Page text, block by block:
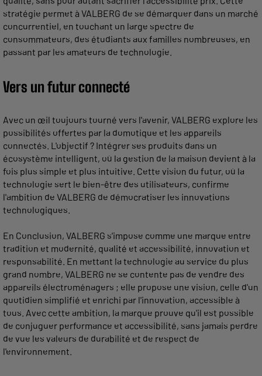
stratégie permet à VALBERG de se démarquer dans un marché
concurrentiel, en touchant un large spectre de
consommateurs, des étudiants aux familles nombreuses, en
passant par les amateurs de technologie.
Vers un futur connecté
Avec un œil toujours tourné vers l'avenir, VALBERG explore les
possibilités offertes par la domotique et les appareils
connectés. L'objectif ? Intégrer ses produits dans un
écosystème intelligent, où la gestion de la maison devient à la
fois plus simple et plus intuitive. Cette vision du futur, où la
technologie sert le bien-être des utilisateurs, confirme
l'ambition de VALBERG de démocratiser les innovations
technologiques.
En Conclusion, VALBERG s'impose comme une marque entre
tradition et modernité, qualité et accessibilité, innovation et
responsabilité. En mettant la technologie au service du plus
grand nombre, VALBERG ne se contente pas de vendre des
appareils électroménagers ; elle propose une vision, celle d'un
quotidien simplifié et enrichi par l'innovation, accessible à
tous. Avec cette ambition, la marque prouve qu'il est possible
de conjuguer performance et accessibilité, sans jamais perdre
de vue les valeurs de durabilité et de respect de
l'environnement.